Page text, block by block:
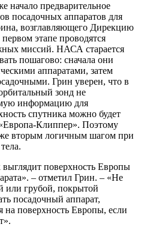
начало предварительное
посадочных аппаратов для
возглавляющего Дирекцию
этапе проводятся
миссий. НАСА старается
пошагово: сначала они
аппаратами, затем
Грин уверен, что в
зонд не
информацию для
спутника можно будет
«Европа-Клиппер». Поэтому
вторым логичным шагом при
поверхность Европы
– отметил Грин. – «Не
или грубой, покрытой
посадочный аппарат,
на поверхность Европы, если